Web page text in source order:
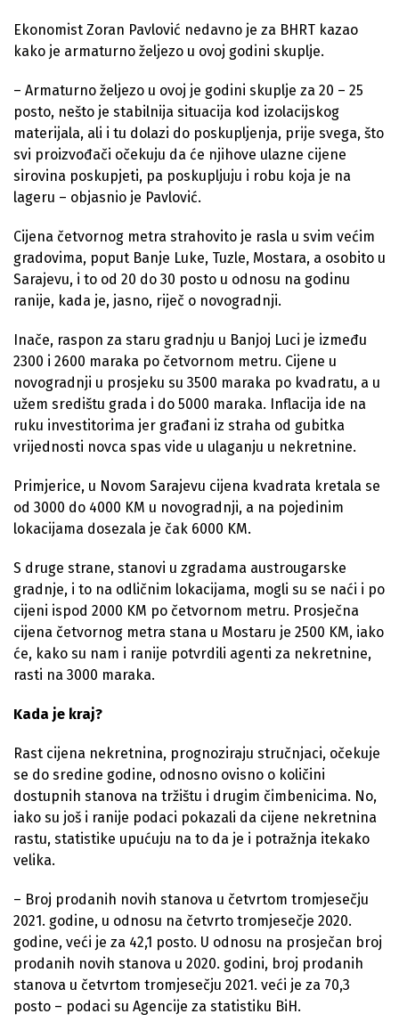
Ekonomist Zoran Pavlović nedavno je za BHRT kazao
kako je armaturno željezo u ovoj godini skuplje.
– Armaturno željezo u ovoj je godini skuplje za 20 – 25
posto, nešto je stabilnija situacija kod izolacijskog
materijala, ali i tu dolazi do poskupljenja, prije svega, što
svi proizvođači očekuju da će njihove ulazne cijene
sirovina poskupjeti, pa poskupljuju i robu koja je na
lageru – objasnio je Pavlović.
Cijena četvornog metra strahovito je rasla u svim većim
gradovima, poput Banje Luke, Tuzle, Mostara, a osobito u
Sarajevu, i to od 20 do 30 posto u odnosu na godinu
ranije, kada je, jasno, riječ o novogradnji.
Inače, raspon za staru gradnju u Banjoj Luci je između
2300 i 2600 maraka po četvornom metru. Cijene u
novogradnji u prosjeku su 3500 maraka po kvadratu, a u
užem središtu grada i do 5000 maraka. Inflacija ide na
ruku investitorima jer građani iz straha od gubitka
vrijednosti novca spas vide u ulaganju u nekretnine.
Primjerice, u Novom Sarajevu cijena kvadrata kretala se
od 3000 do 4000 KM u novogradnji, a na pojedinim
lokacijama dosezala je čak 6000 KM.
S druge strane, stanovi u zgradama austrougarske
gradnje, i to na odličnim lokacijama, mogli su se naći i po
cijeni ispod 2000 KM po četvornom metru. Prosječna
cijena četvornog metra stana u Mostaru je 2500 KM, iako
će, kako su nam i ranije potvrdili agenti za nekretnine,
rasti na 3000 maraka.
Kada je kraj?
Rast cijena nekretnina, prognoziraju stručnjaci, očekuje
se do sredine godine, odnosno ovisno o količini
dostupnih stanova na tržištu i drugim čimbenicima. No,
iako su još i ranije podaci pokazali da cijene nekretnina
rastu, statistike upućuju na to da je i potražnja itekako
velika.
– Broj prodanih novih stanova u četvrtom tromjesečju
2021. godine, u odnosu na četvrto tromjesečje 2020.
godine, veći je za 42,1 posto. U odnosu na prosječan broj
prodanih novih stanova u 2020. godini, broj prodanih
stanova u četvrtom tromjesečju 2021. veći je za 70,3
posto – podaci su Agencije za statistiku BiH.